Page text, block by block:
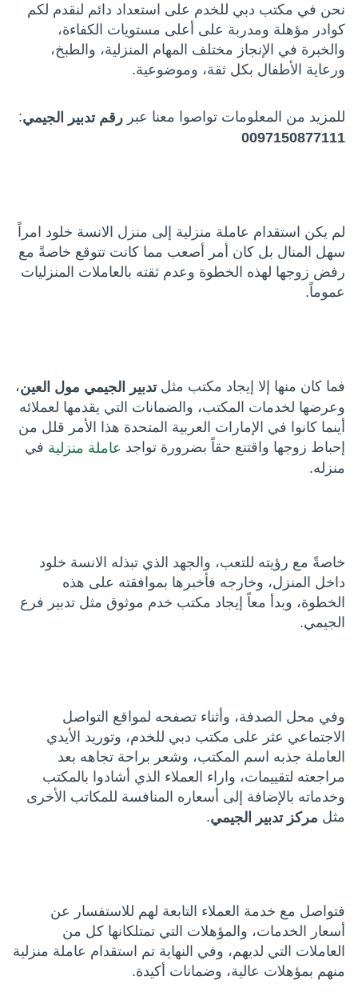
نحن في مكتب دبي للخدم على استعداد دائم لنقدم لكم
كوادر مؤهلة ومدربة على أعلى مستويات الكفاءة،
والخبرة في الإنجاز مختلف المهام المنزلية، والطبخ،
ورعاية الأطفال بكل ثقة، وموضوعية.
للمزيد من المعلومات تواصوا معنا عبر رقم تدبير الجيمي:
0097150877111
لم يكن استقدام عاملة منزلية إلى منزل الانسة خلود امراً
سهل المنال بل كان أمر أصعب مما كانت تتوقع خاصةً مع
رفض زوجها لهذه الخطوة وعدم ثقته بالعاملات المنزليات
عموماً.
فما كان منها إلا إيجاد مكتب مثلتدبير الجيمي مول العين،
وعرضها لخدمات المكتب، والضمانات التي يقدمها لعملائه
أينما كانوا في الإمارات العربية المتحدة هذا الأمر قلل من
إحباط زوجها واقتنع حقاً بضرورة تواجد عاملة منزلية في
منزله.
خاصةً مع رؤيته للتعب، والجهد الذي تبذله الانسة خلود
داخل المنزل، وخارجه فأخبرها بموافقته على هذه
الخطوة، وبدأ معاً إيجاد مكتب خدم موثوق مثل تدبير فرع
الجيمي.
وفي محل الصدفة، وأثناء تصفحه لمواقع التواصل
الاجتماعي عثر على مكتب دبي للخدم، وتوريد الأيدي
العاملة جذبه اسم المكتب، وشعر براحة تجاهه بعد
مراجعته لتقييمات، واراء العملاء الذي أشادوا بالمكتب
وخدماته بالإضافة إلى أسعاره المنافسة للمكاتب الأخرى
مثل مركز تدبير الجيمي.
فتواصل مع خدمة العملاء التابعة لهم للاستفسار عن
أسعار الخدمات، والمؤهلات التي تمتلكانها كل من
العاملات التي لديهم، وفي النهاية تم استقدام عاملة منزلية
منهم بمؤهلات عالية، وضمانات أكيدة.